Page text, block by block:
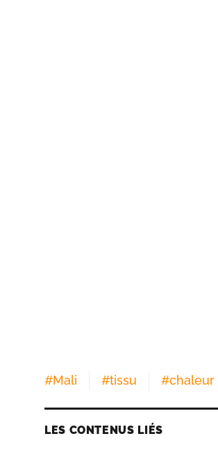
#Mali #tissu #chaleur
LES CONTENUS LIÉS